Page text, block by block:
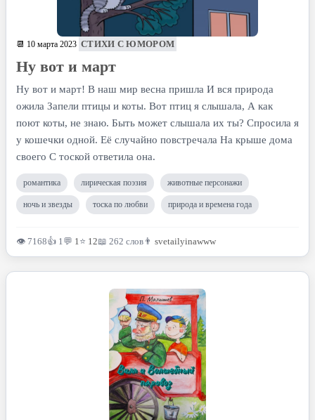
📆 10 марта 2023 СТИХИ С ЮМОРОМ
Ну вот и март
Ну вот и март! В наш мир весна пришла И вся природа
ожила Запели птицы и коты. Вот птиц я слышала, А как
поют коты, не знаю. Быть может слышала их ты? Спросила я
у кошечки одной. Её случайно повстречала На крыше дома
своего С тоской ответила она.
романтика лирическая поэзия животные персонажи
ночь и звезды тоска по любви природа и времена года
👁 7168👍 1💬 1⭐ 12📖 262 слов 👨 svetailyinawww